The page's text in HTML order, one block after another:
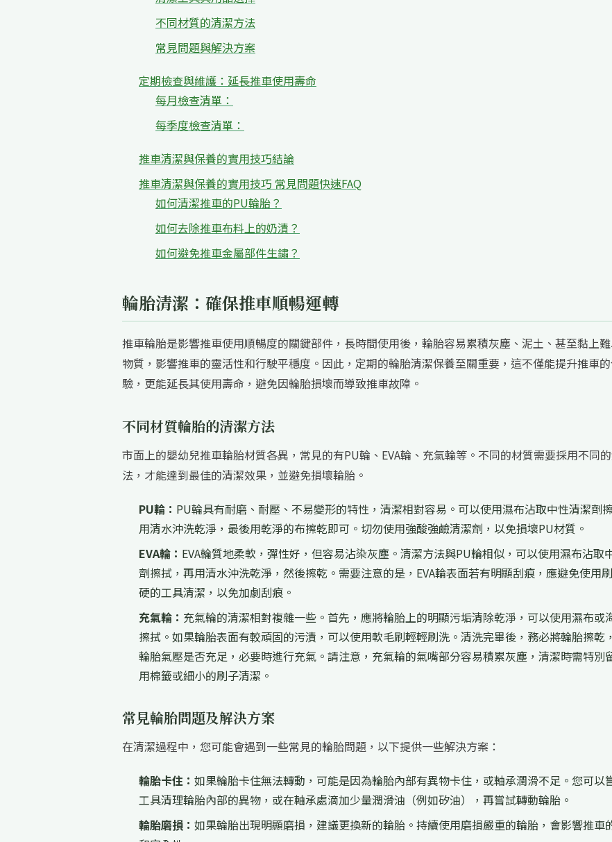
不同材質的清潔方法
常見問題與解決方案
定期檢查與維護：延長推車使用壽命
每月檢查清單：
每季度檢查清單：
推車清潔與保養的實用技巧結論
推車清潔與保養的實用技巧 常見問題快速FAQ
如何清潔推車的PU輪胎？
如何去除推車布料上的奶漬？
如何避免推車金屬部件生鏽？
輪胎清潔：確保推車順暢運轉
推車輪胎是影響推車使用順暢度的關鍵部件，長時間使用後，輪胎容易累積灰塵、泥土、甚至黏上
物質，影響推車的靈活性和行駛平穩度。因此，定期的輪胎清潔保養至關重要，這不僅能提升推車
驗，更能延長其使用壽命，避免因輪胎損壞而導致推車故障。
不同材質輪胎的清潔方法
市面上的嬰幼兒推車輪胎材質各異，常見的有PU輪、EVA輪、充氣輪等。不同的材質需要採用不同
法，才能達到最佳的清潔效果，並避免損壞輪胎。
PU輪： PU輪具有耐磨、耐壓、不易變形的特性，清潔相對容易。可以使用濕布沾取中性清潔劑
用清水沖洗乾淨，最後用乾淨的布擦乾即可。切勿使用強酸強鹼清潔劑，以免損壞PU材質。
EVA輪： EVA輪質地柔軟，彈性好，但容易沾染灰塵。清潔方法與PU輪相似，可以使用濕布沾取
劑擦拭，再用清水沖洗乾淨，然後擦乾。需要注意的是，EVA輪表面若有明顯刮痕，應避免使用
硬的工具清潔，以免加劇刮痕。
充氣輪： 充氣輪的清潔相對複雜一些。首先，應將輪胎上的明顯污垢清除乾淨，可以使用濕布或
擦拭。如果輪胎表面有較頑固的污漬，可以使用軟毛刷輕輕刷洗。清洗完畢後，務必將輪胎擦乾
輪胎氣壓是否充足，必要時進行充氣。請注意，充氣輪的氣嘴部分容易積累灰塵，清潔時需特別
用棉籤或細小的刷子清潔。
常見輪胎問題及解決方案
在清潔過程中，您可能會遇到一些常見的輪胎問題，以下提供一些解決方案：
輪胎卡住： 如果輪胎卡住無法轉動，可能是因為輪胎內部有異物卡住，或軸承潤滑不足。您可以
工具清理輪胎內部的異物，或在軸承處滴加少量潤滑油（例如矽油），再嘗試轉動輪胎。
輪胎磨損： 如果輪胎出現明顯磨損，建議更換新的輪胎。持續使用磨損嚴重的輪胎，會影響推車